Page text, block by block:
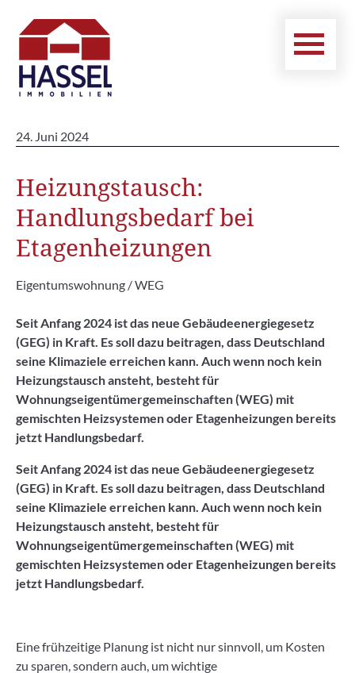
24. Juni 2024
Heizungstausch:
Handlungsbedarf bei
Etagenheizungen
Eigentumswohnung / WEG
Seit Anfang 2024 ist das neue Gebäudeenergiegesetz
(GEG) in Kraft. Es soll dazu beitragen, dass Deutschland
seine Klimaziele erreichen kann. Auch wenn noch kein
Heizungstausch ansteht, besteht für
Wohnungseigentümergemeinschaften (WEG) mit
gemischten Heizsystemen oder Etagenheizungen bereits
jetzt Handlungsbedarf.
Seit Anfang 2024 ist das neue Gebäudeenergiegesetz
(GEG) in Kraft. Es soll dazu beitragen, dass Deutschland
seine Klimaziele erreichen kann. Auch wenn noch kein
Heizungstausch ansteht, besteht für
Wohnungseigentümergemeinschaften (WEG) mit
gemischten Heizsystemen oder Etagenheizungen bereits
jetzt Handlungsbedarf.
Eine frühzeitige Planung ist nicht nur sinnvoll, um Kosten
zu sparen, sondern auch, um wichtige